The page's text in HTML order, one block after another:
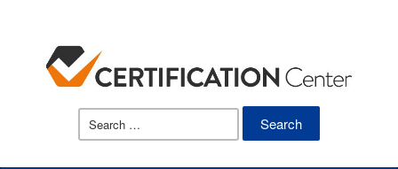
Search